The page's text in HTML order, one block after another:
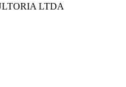
LTDA